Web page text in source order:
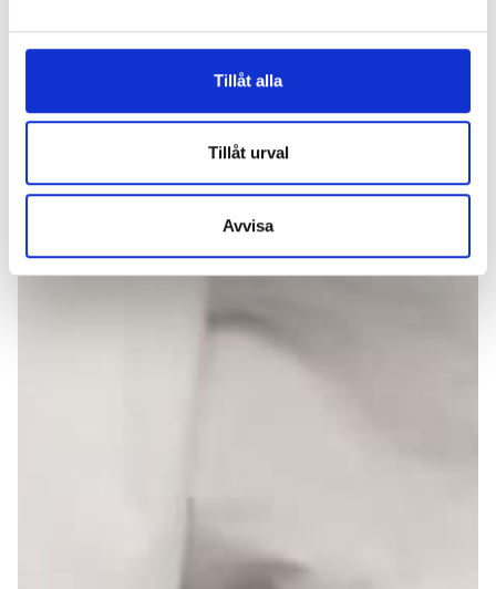
Tillåt alla
Tillåt urval
Avvisa